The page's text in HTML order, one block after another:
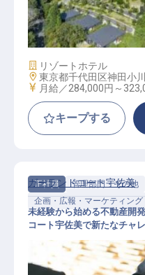
セールスアシスタ
施設業態
リゾートホテル
勤務地
東京都千代田区神田小
給与
月給／284,000円～
キープする
正社員
管理部門・その他
企画・広報・マーケティング
ガーランドコート宇佐美
未経験から始める不動産開
コート宇佐美で新たなチャ